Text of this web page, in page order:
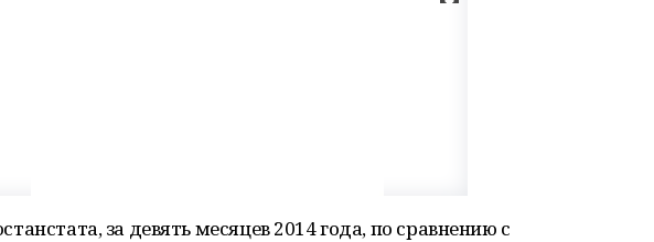
за девять месяцев 2014 года, по сравнению с